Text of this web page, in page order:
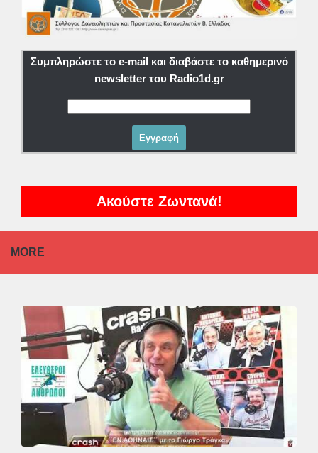
Συμπληρώστε το e-mail και διαβάστε το καθημερινό
newsletter του Radio1d.gr
Ακούστε Ζωντανά!
MORE